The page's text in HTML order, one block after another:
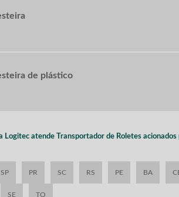
de plástico
Logitec atende Transportador de Roletes
SP PR SC RS PE BA
SE TO